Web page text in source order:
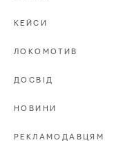
КЕЙСИ
ЛОКОМОТИВ
ДОСВІД
НОВИНИ
РЕКЛАМОДАВЦЯМ